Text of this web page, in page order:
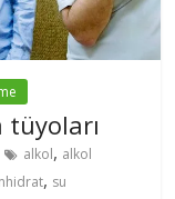
alkol, alkol
, su